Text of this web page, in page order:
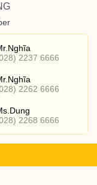
2237 6666
2262 6666
2268 6666